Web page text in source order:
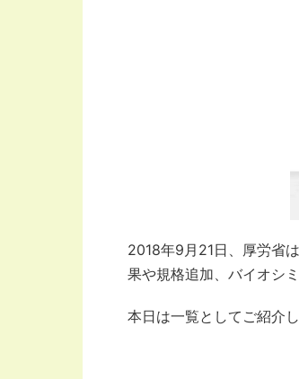
2018年9月21日、厚労省
果や規格追加、バイオシミ
本日は一覧としてご紹介し